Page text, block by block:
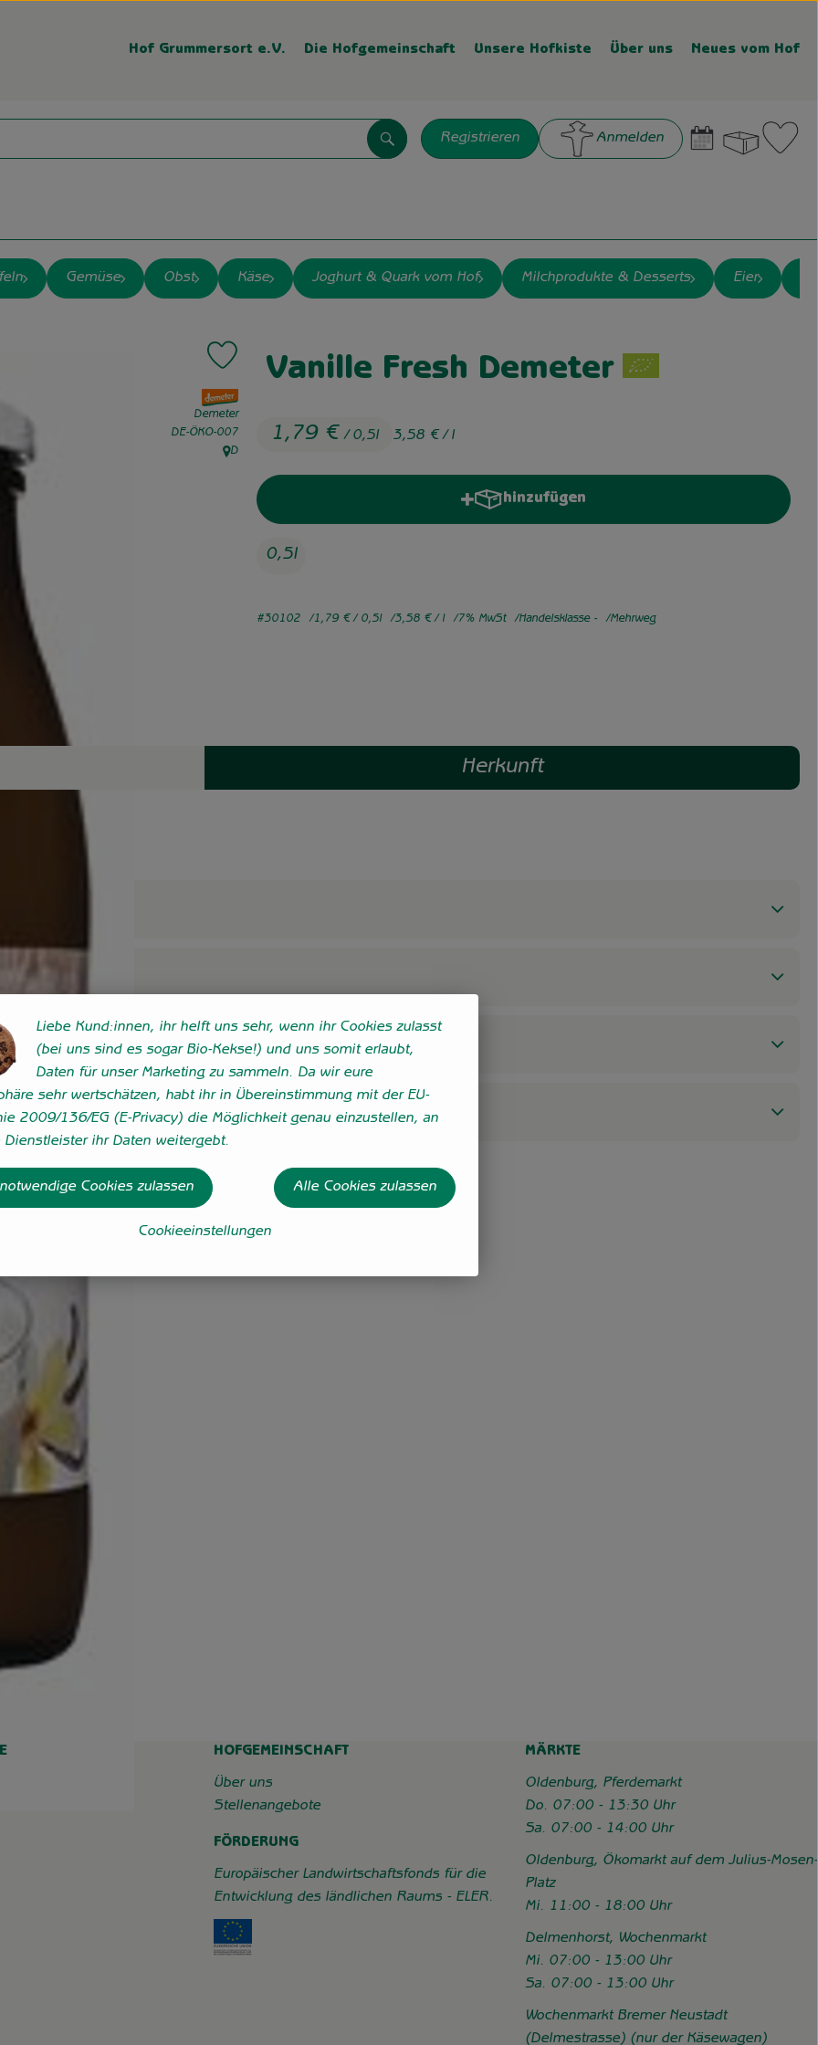
Hof Grummersort e.V. Die Hofgemeinschaft Unsere Hofkiste Über uns Neues vom Hof
Registrieren Anmelden
Suchen
Gemüse Obst Käse Joghurt & Quark vom Hof Milchprodukte & Desserts Eier
Vanille Fresh Demeter
1,79 €/ 0,5l 3,58 €/ l
Produkt zu Favouriten hinzufügen
, Verband:
Demeter
, Kontrollstelle:
DE-ÖKO-007
, Herkunft:
D
hinzufügen
Produkt zum Warenkorb hinzufügen
0,5l
#30102 1,79 €/ 0,5l 3,58 €/ l 7% MwSt Handelsklasse - Mehrweg
Herkunft
HOFGEMEINSCHAFT
Über uns
Stellenangebote
FÖRDERUNG
Europäischer Landwirtschaftsfonds für die
Entwicklung des ländlichen Raums - ELER.
Externer Link zu https://www.hofgemeinschaft-grummersort.de/das-sind-wir/
MÄRKTE
Oldenburg, Pferdemarkt
Do. 07:00 - 13:30 Uhr
Sa. 07:00 - 14:00 Uhr
Oldenburg, Ökomarkt auf dem Julius-Mosen-
Platz
Mi. 11:00 - 18:00 Uhr
Delmenhorst, Wochenmarkt
Mi. 07:00 - 13:00 Uhr
Sa. 07:00 - 13:00 Uhr
Wochenmarkt Bremer Neustadt
(Delmestrasse) (nur der Käsewagen)
Liebe Kund:innen, ihr helft uns sehr, wenn ihr Cookies zulasst
(bei uns sind es sogar Bio-Kekse!) und uns somit erlaubt,
Daten für unser Marketing zu sammeln. Da wir eure
sehr wertschätzen, habt ihr in Übereinstimmung mit der EU-
2009/136/EG (E-Privacy) die Möglichkeit genau einzustellen, an
Dienstleister ihr Daten weitergebt.
Cookieeinstellungen
Cookies zulassen Alle Cookies zulassen